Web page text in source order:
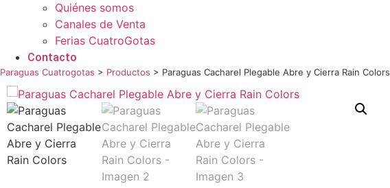
Quiénes somos
Canales de Venta
Ferias CuatroGotas
Contacto
Paraguas Cuatrogotas > Productos > Paraguas Cacharel Plegable Abre y Cierra Rain Colors